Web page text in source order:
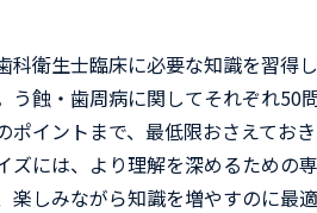
科衛生士臨床に必要な知識を習得
う蝕・歯周病に関してそれぞれ50
ポイントまで、最低限おさえてお
ズには、より理解を深めるための
楽しみながら知識を増やすのに最